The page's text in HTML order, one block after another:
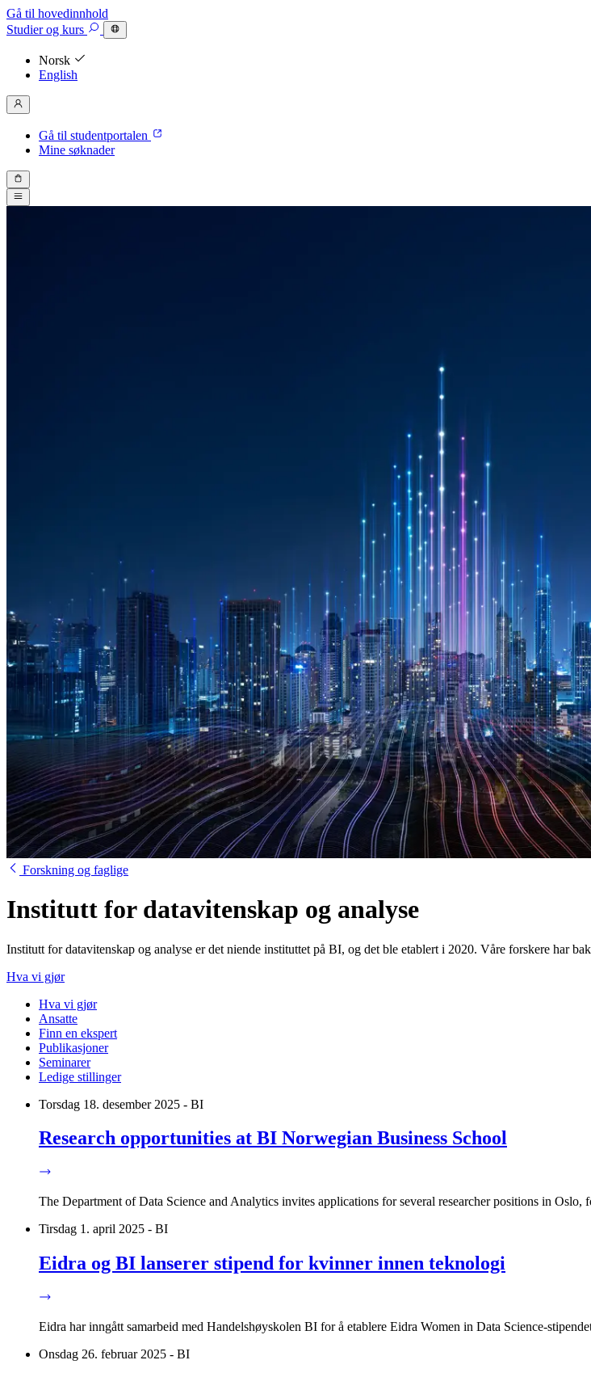
Gå til hovedinnhold
Studierog kurs
Norsk
English
Gå til studentportalen
Mine søknader
Forskning og faglige
Institutt for datavitenskap og analyse
Institutt for datavitenskap og analyse er det niende instituttet på BI, og det ble etablert i 2020. Våre forskere har
Hva vi gjør
Hva vi gjør
Ansatte
Finn en ekspert
Publikasjoner
Seminarer
Ledige stillinger
Torsdag 18. desember 2025 - BI
Research opportunities at BI Norwegian Business School
The Department of Data Science and Analytics invites applications for several researcher positions in Oslo,
Tirsdag 1. april 2025 - BI
Eidra og BI lanserer stipend for kvinner innen teknologi
Eidra har inngått samarbeid med Handelshøyskolen BI for å etablere Eidra Women in Data Science-
Onsdag 26. februar 2025 - BI